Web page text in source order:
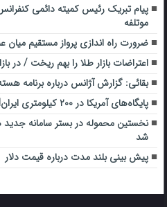
پیام تبریک رئیس کمیته دائمی
موتلفه
ضرورت راه اندازی پرواز مستقیم میان
اعتراضات بازار طلا را بهم ریخت / در
بقائی: گزارش آژانس درباره برنامه
پایگاه‌های آمریکا در ۲۰۰ کیلومتری ایران!+ فیلم
نخستین محموله در بستر سامانه
شد
پیش بینی بلند مدت درباره قیمت دلار